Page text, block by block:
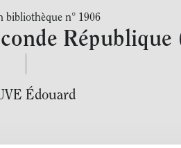
bibliothèque n° 1906
Édouard